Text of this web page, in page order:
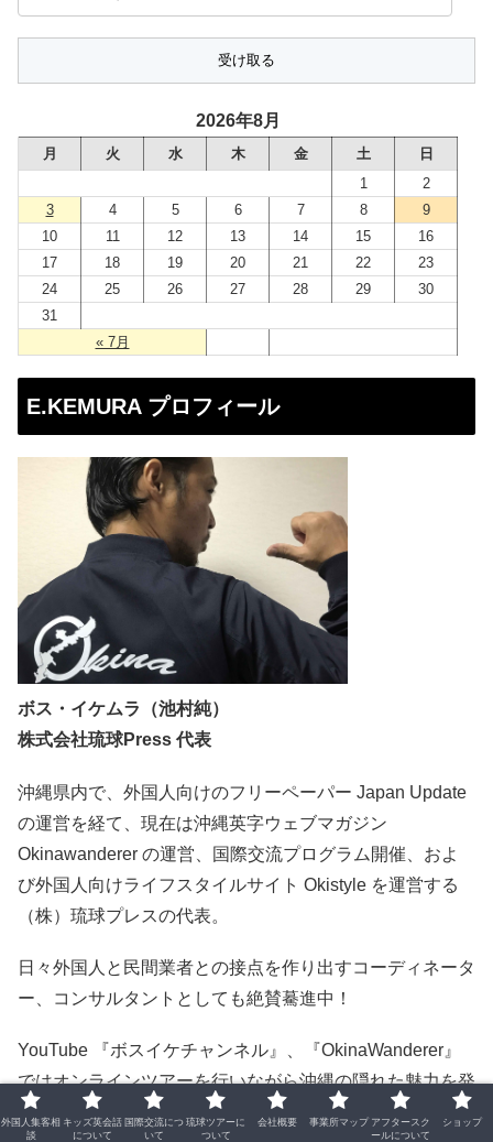
ー
ル
レ
ス
2026年8月
月 火 水 木 金 土 日
« 7月
1
2
3
4 5 6 7 8
9
10
11 12 13 14 15
16
17
18 19 20 21 22
23
24
25 26 27 28 29
30
31
E.KEMURA プロフィール
ボス・イケムラ（池村純）
株式会社琉球Press 代表
沖縄県内で、外国人向けのフリーペーパー Japan Update
の運営を経て、現在は沖縄英字ウェブマガジン
Okinawanderer の運営、国際交流プログラム開催、およ
び外国人向けライフスタイルサイト Okistyle を運営する
（株）琉球プレスの代表。
日々外国人と民間業者との接点を作り出すコーディネータ
ー、コンサルタントとしても絶賛驀進中！
YouTube 『ボスイケチャンネル』、『OkinaWanderer』
ではオンラインツアーを行いながら沖縄の隠れた魅力を発
信！
外国人集客相
談
キッズ英会話
について
国際交流につ
いて
琉球ツアーに
ついて
会社概要 事業所マップ アフタースク
ールについて
ショップ